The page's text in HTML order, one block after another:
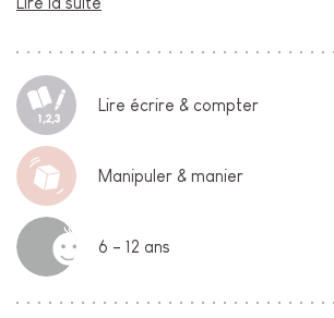
Lire écrire & compter
Manipuler & manier
6 - 12 ans